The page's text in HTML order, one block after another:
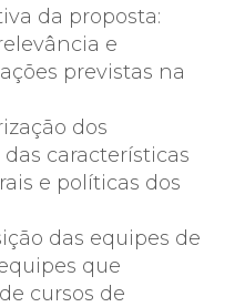
da proposta:
e
previstas na
dos
características
e políticas dos
das equipes de
que
cursos de